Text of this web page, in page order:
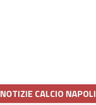
NOTIZIE CALCIO NAPOLI